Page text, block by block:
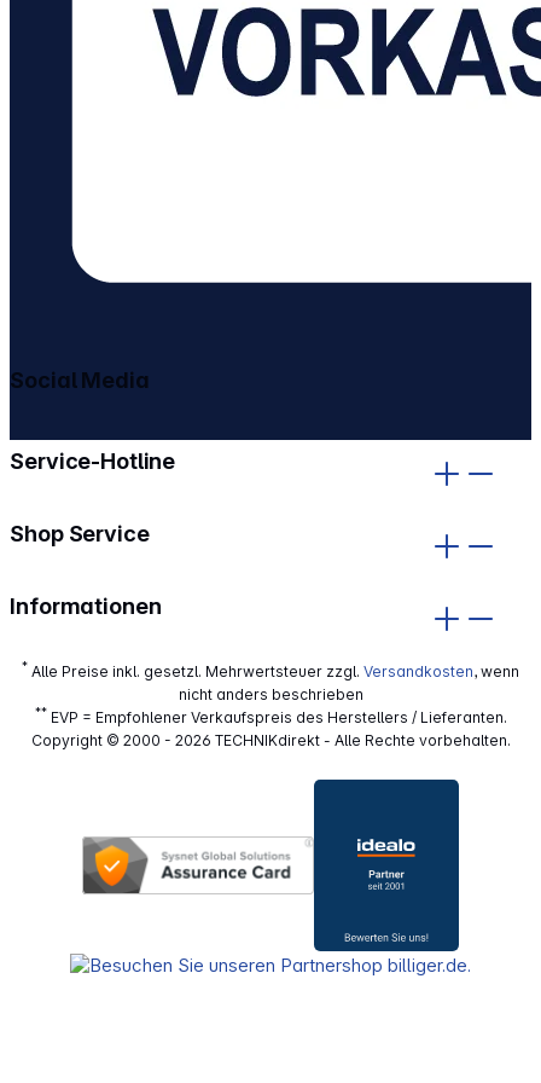
Service-Hotline
Shop Service
Informationen
Social Media
* Alle Preise inkl. gesetzl. Mehrwertsteuer zzgl. Versandkosten, wenn
nicht anders beschrieben
**EVP = Empfohlener Verkaufspreis des Herstellers / Lieferanten.
Copyright © 2000 - 2026 TECHNIKdirekt - Alle Rechte vorbehalten.